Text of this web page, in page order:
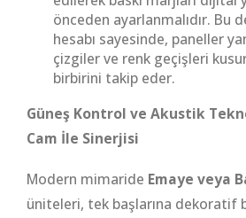
önceden ayarlanmalıdır. Bu
hesabı sayesinde, paneller
çizgiler ve renk geçişleri
birbirini takip eder.
Güneş Kontrol ve Akustik
Cam İle Sinerjisi
Modern mimaride Emaye veya
üniteleri, tek başlarına dekoratif